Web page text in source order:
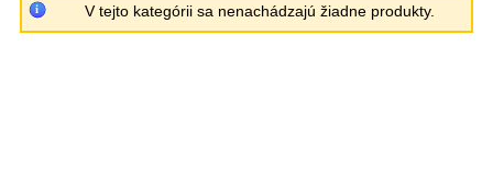
V tejto kategórii sa nenachádzajú žiadne produkty.